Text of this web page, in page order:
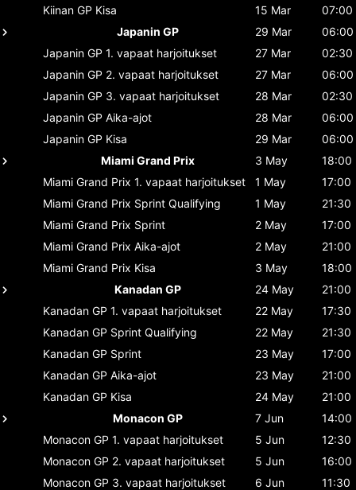
Kiinan GP Kisa 15 Mar
07:00
Japanin GP
29 Mar
06:00
Japanin GP 1. vapaat harjoitukset 27 Mar
02:30
Japanin GP 2. vapaat harjoitukset 27 Mar
06:00
Japanin GP 3. vapaat harjoitukset 28 Mar
02:30
Japanin GP Aika-ajot 28 Mar
06:00
Japanin GP Kisa 29 Mar
06:00
Miami Grand Prix
3 May
18:00
Miami Grand Prix 1. vapaat harjoitukset 1 May
17:00
Miami Grand Prix Sprint Qualifying 1 May
21:30
Miami Grand Prix Sprint 2 May
17:00
Miami Grand Prix Aika-ajot 2 May
21:00
Miami Grand Prix Kisa 3 May
18:00
Kanadan GP
24 May
21:00
Kanadan GP 1. vapaat harjoitukset 22 May
17:30
Kanadan GP Sprint Qualifying 22 May
21:30
Kanadan GP Sprint 23 May
17:00
Kanadan GP Aika-ajot 23 May
21:00
Kanadan GP Kisa 24 May
21:00
Monacon GP
7 Jun
14:00
Monacon GP 1. vapaat harjoitukset 5 Jun
12:30
Monacon GP 2. vapaat harjoitukset 5 Jun
16:00
Monacon GP 3. vapaat harjoitukset 6 Jun
11:30